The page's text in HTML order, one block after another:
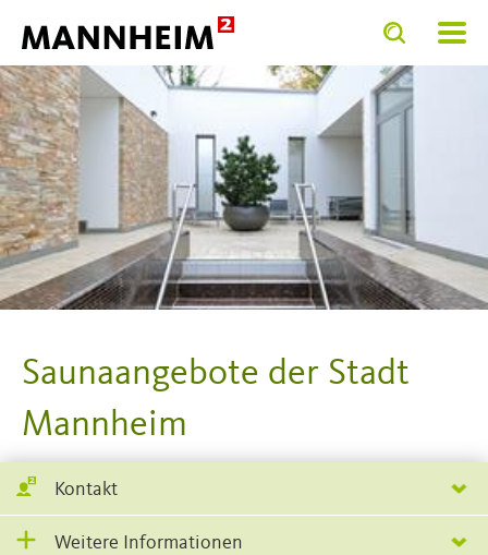
Toggle
search
input
form
Toggle
search
input
Saunaangebote der Stadt
Mannheim
Kontakt
Weitere Informationen